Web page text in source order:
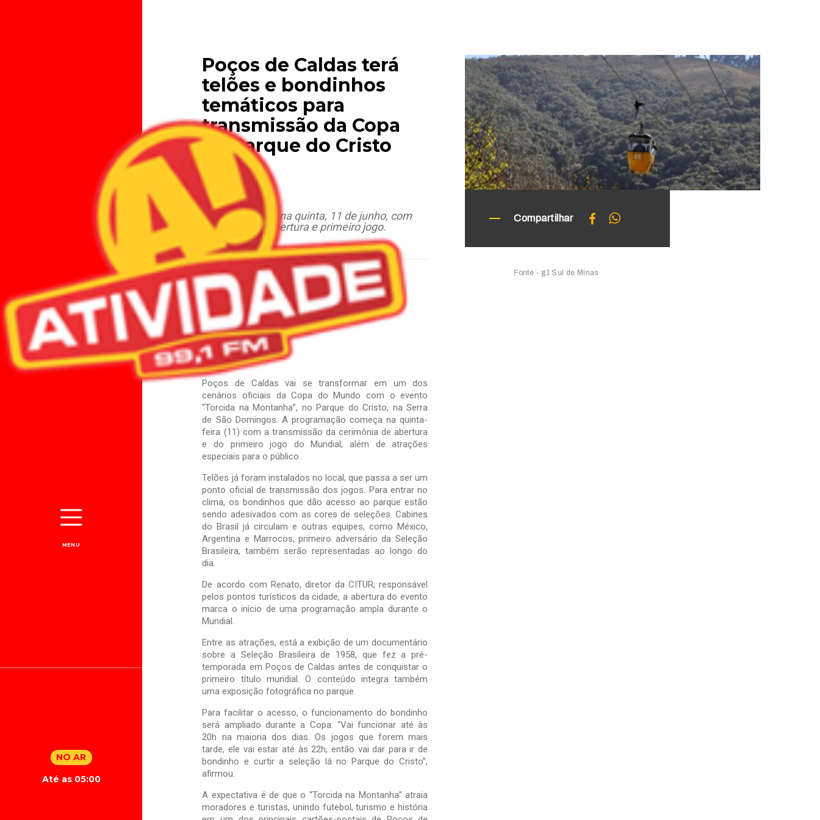
MENU
NO AR
Até as 05:00
Poços de Caldas terá
telões e bondinhos
temáticos para
transmissão da Copa
no Parque do Cristo
09.06.2026
Evento começa na quinta, 11 de junho, com
cerimônia de abertura e primeiro jogo.
Poços de Caldas vai se transformar em um dos
cenários oficiais da Copa do Mundo com o evento
“Torcida na Montanha”, no Parque do Cristo, na Serra
de São Domingos. A programação começa na quinta-
feira (11) com a transmissão da cerimônia de abertura
e do primeiro jogo do Mundial, além de atrações
especiais para o público.
Telões já foram instalados no local, que passa a ser um
ponto oficial de transmissão dos jogos. Para entrar no
clima, os bondinhos que dão acesso ao parque estão
sendo adesivados com as cores de seleções. Cabines
do Brasil já circulam e outras equipes, como México,
Argentina e Marrocos, primeiro adversário da Seleção
Brasileira, também serão representadas ao longo do
dia.
De acordo com Renato, diretor da CITUR, responsável
pelos pontos turísticos da cidade, a abertura do evento
marca o início de uma programação ampla durante o
Mundial.
Entre as atrações, está a exibição de um documentário
sobre a Seleção Brasileira de 1958, que fez a pré-
temporada em Poços de Caldas antes de conquistar o
primeiro título mundial. O conteúdo integra também
uma exposição fotográfica no parque.
Para facilitar o acesso, o funcionamento do bondinho
será ampliado durante a Copa. “Vai funcionar até às
20h na maioria dos dias. Os jogos que forem mais
tarde, ele vai estar até às 22h, então vai dar para ir de
bondinho e curtir a seleção lá no Parque do Cristo”,
afirmou.
A expectativa é de que o “Torcida na Montanha” atraia
moradores e turistas, unindo futebol, turismo e história
Compartilhar
Fonte - g1 Sul de Minas